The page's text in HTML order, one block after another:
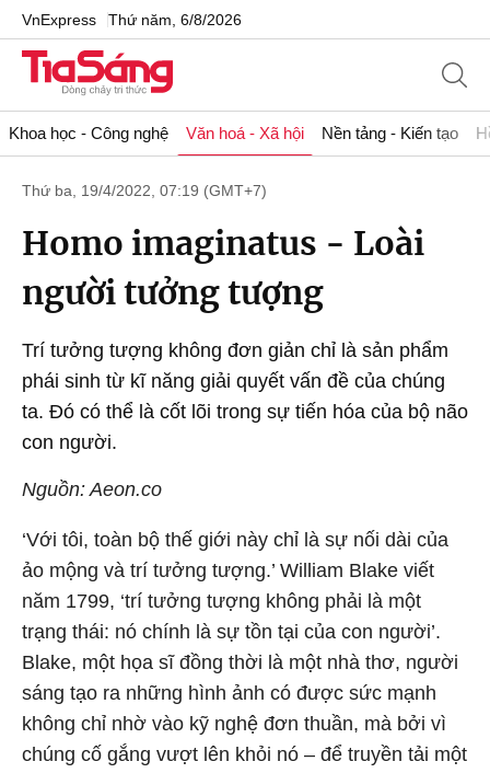
VnExpress Thứ năm, 6/8/2026
Khoa học - Công nghệ Văn hoá - Xã hội Nền tảng - Kiến tạo
Thứ ba, 19/4/2022, 07:19 (GMT+7)
Homo imaginatus - Loài
người tưởng tượng
Trí tưởng tượng không đơn giản chỉ là sản phẩm
phái sinh từ kĩ năng giải quyết vấn đề của chúng
ta. Đó có thể là cốt lõi trong sự tiến hóa của bộ não
con người.
Nguồn: Aeon.co
‘Với tôi, toàn bộ thế giới này chỉ là sự nối dài của
ảo mộng và trí tưởng tượng.’ William Blake viết
năm 1799, ‘trí tưởng tượng không phải là một
trạng thái: nó chính là sự tồn tại của con người’.
Blake, một họa sĩ đồng thời là một nhà thơ, người
sáng tạo ra những hình ảnh có được sức mạnh
không chỉ nhờ vào kỹ nghệ đơn thuần, mà bởi vì
chúng cố gắng vượt lên khỏi nó – để truyền tải một